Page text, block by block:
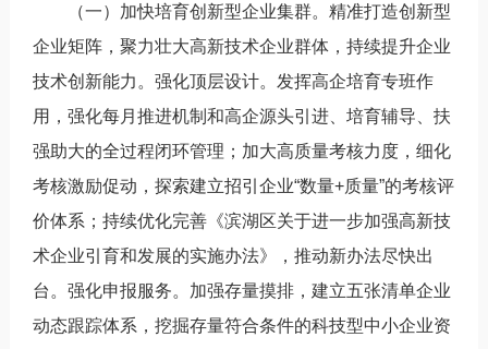
（一）加快培育创新型企业集群。精准打造创新型
企业矩阵，聚力壮大高新技术企业群体，持续提升企业
技术创新能力。强化顶层设计。发挥高企培育专班作
用，强化每月推进机制和高企源头引进、培育辅导、扶
强助大的全过程闭环管理；加大高质量考核力度，细化
考核激励促动，探索建立招引企业“数量+质量”的考核评
价体系；持续优化完善《滨湖区关于进一步加强高新技
术企业引育和发展的实施办法》，推动新办法尽快出
台。强化申报服务。加强存量摸排，建立五张清单企业
动态跟踪体系，挖掘存量符合条件的科技型中小企业资